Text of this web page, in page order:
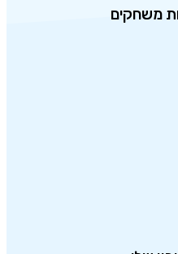
משחקים